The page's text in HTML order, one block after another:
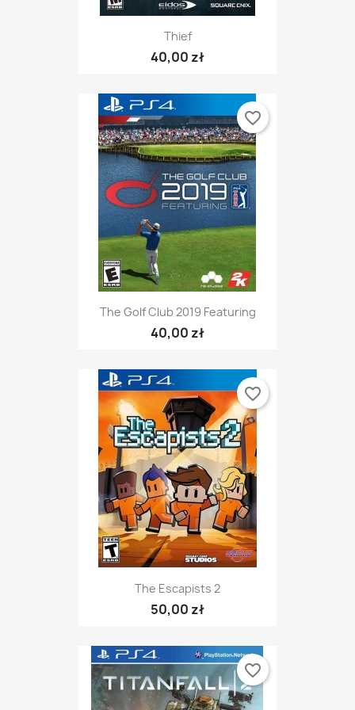
Thief
40,00 zł
The Golf Club 2019 Featuring
40,00 zł
favorite_border
The Escapists 2
50,00 zł
favorite_border
favorite_border